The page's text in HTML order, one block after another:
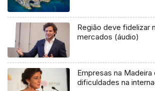
Região deve fidelizar
mercados (áudio)
Empresas na Madeira
dificuldades na